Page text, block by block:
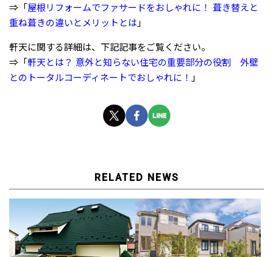
⇒「 屋根リフォームでファサードをおしゃれに！ 葺き替えと
重ね葺きの違いとメリットとは 」
軒天に関する詳細は、下記記事をご覧ください。
⇒「 軒天とは？ 意外と知らない住宅の重要部分の役割 外壁
とのトータルコーディネートでおしゃれに！ 」
RELATED NEWS